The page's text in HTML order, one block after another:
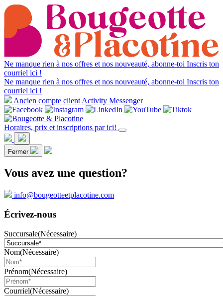
Ne manque rien à nos offres et nos nouveauté, abonne-toi Inscris ton
courriel ici !
Ne manque rien à nos offres et nos nouveauté, abonne-toi Inscris ton
courriel ici !
Ancien compte client Activity Messenger
Horaires, prix et inscriptions par ici!
Fermer
Vous avez une question?
info@bougeotteetplacotine.com
Écrivez-nous
Succursale(Nécessaire)
Nom(Nécessaire)
Prénom(Nécessaire)
Courriel(Nécessaire)